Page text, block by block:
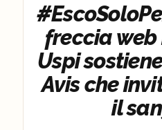
freccia web
Uspi
Avis che
il